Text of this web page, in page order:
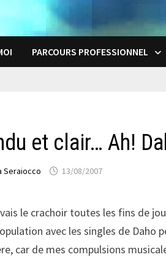
PARCOURS PROFESSIONNEL
et clair… Ah!
Seraiocco 13/08/2007
le crachoir toutes les fins de
avec les singles de Daho
car de mes compulsions